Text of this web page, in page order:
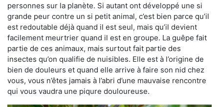
personnes sur la planète. Si autant ont développé une si
grande peur contre un si petit animal, c’est bien parce qu’il
est redoutable déjà quand il est seul, mais qu’il devient
facilement meurtrier quand il est en groupe. La guêpe fait
partie de ces animaux, mais surtout fait partie des
insectes qu’on qualifie de nuisibles. Elle est à l’origine de
bien de douleurs et quand elle arrive à faire son nid chez
vous, vous n’êtes jamais à l’abri d’une mauvaise rencontre
qui vous vaudra une piqure douloureuse.